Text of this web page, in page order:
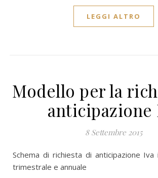
LEGGI ALTRO
Modello per la
anticipazione
8 Settembre 2015
Schema di richiesta di anticipazione Iva in conto fiscale,
trimestrale e annuale